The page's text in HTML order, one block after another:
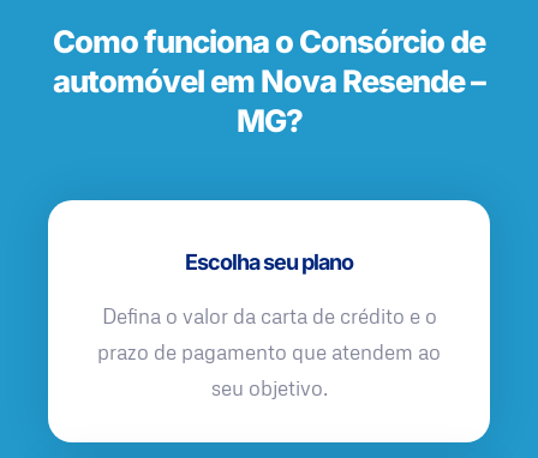
Como funciona o Consórcio de
automóvel em Nova Resende –
MG?
Escolha seu plano
Defina o valor da carta de crédito e o
prazo de pagamento que atendem ao
seu objetivo.